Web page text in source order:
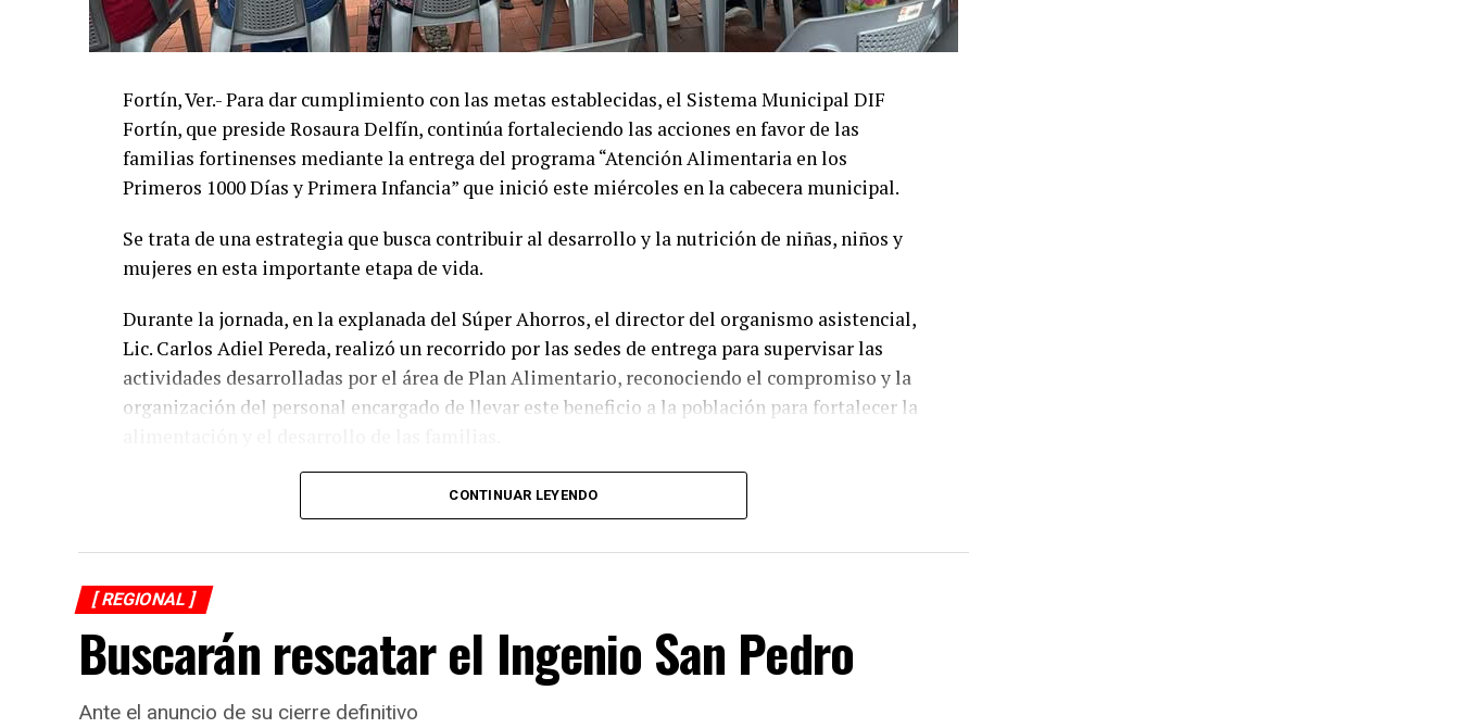
Fortín, Ver.- Para dar cumplimiento con las metas establecidas, el Sistema Municipal DIF
Fortín, que preside Rosaura Delfín, continúa fortaleciendo las acciones en favor de las
familias fortinenses mediante la entrega del programa “Atención Alimentaria en los
Primeros 1000 Días y Primera Infancia” que inició este miércoles en la cabecera municipal.
Se trata de una estrategia que busca contribuir al desarrollo y la nutrición de niñas, niños y
mujeres en esta importante etapa de vida.
Durante la jornada, en la explanada del Súper Ahorros, el director del organismo asistencial,
Lic. Carlos Adiel Pereda, realizó un recorrido por las sedes de entrega para supervisar las
actividades desarrolladas por el área de Plan Alimentario, reconociendo el compromiso y la
organización del personal encargado de llevar este beneficio a la población para fortalecer la
Asimismo, se informa a las personas beneficiarias que las entregas continuarán los días
jueves 6 y viernes 7 de agosto, de acuerdo con las sedes, horarios y localidades que
previamente fueron difundidos a través de los canales oficiales del DIF, cuya institución
trabajo, resultados y hechos que unidos hacemos de Fortín
CONTINUAR LEYENDO
[ REGIONAL ]
Buscarán rescatar el Ingenio San Pedro
Ante el anuncio de su cierre definitivo